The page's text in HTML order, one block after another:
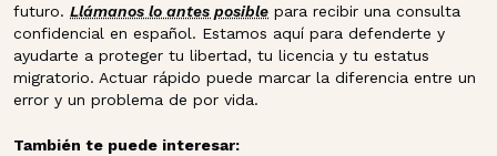
futuro. Llámanos lo antes posible para recibir una consulta
confidencial en español. Estamos aquí para defenderte y
ayudarte a proteger tu libertad, tu licencia y tu estatus
migratorio. Actuar rápido puede marcar la diferencia entre un
error y un problema de por vida.
También te puede interesar: